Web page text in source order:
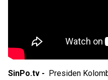
SinPo.tv -
Presiden